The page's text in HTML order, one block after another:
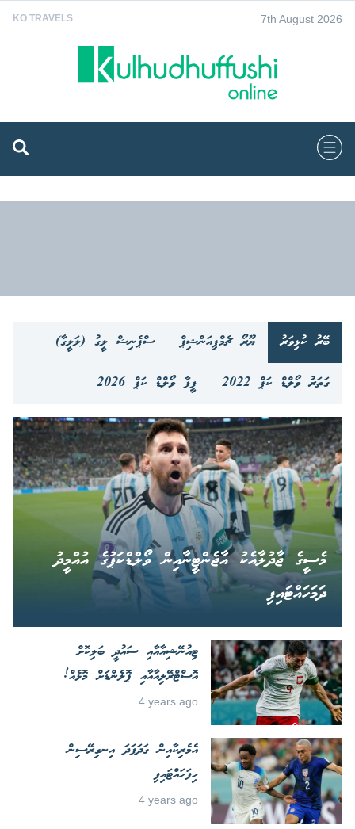
KO TRAVELS 7th August 2026
ބޭރު ކުޅިވަރު ޔޫރޯ ޗެމްޕިއަންޝިޕް
ސްޕެނިޝް ލީގު (ލަލީގާ)
ގަތަރު ވޯލްޑް ކަޕް 2022
ފީފާ ވޯލްޑް ކަޕް 2026
މެސީގެ ޖާދުލާއެކު އާޖެންޓީނާއިން ވޯލްޑްކަޕުގެ އުއްމީދު
ދަމަހައްޓައިފި
ޓިއުނޭޝިއާއާއި ސައުދީ ބަލިކޮށް
އޮސްޓްރޭލިއާއާއި ޕޮލެންޑަށް މޮޅެއް!
4 years ago
އެމެރިކާއިން ގަދަފަދަ އިނގިރޭސިން
ހިފަހައްޓައިފި
4 years ago